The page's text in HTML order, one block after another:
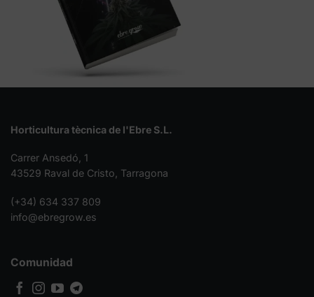
Horticultura tècnica de l'Ebre S.L.
Carrer Ansedó, 1
43529 Raval de Cristo, Tarragona
(+34) 634 337 809
info@ebregrow.es
Comunidad